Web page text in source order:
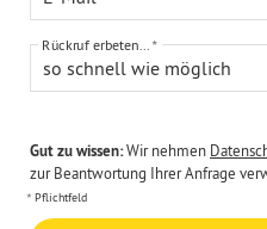
so schnell wie möglich
Rückruf erbeten...
Gut zu wissen:Wir nehmen
zur Beantwortung Ihrer Anfrage
Pflichtfeld